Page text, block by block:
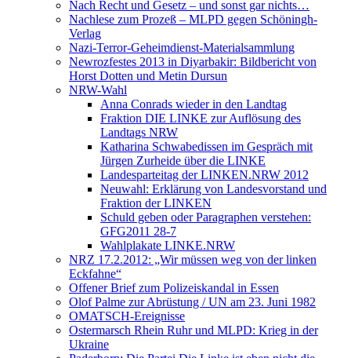
Nach Recht und Gesetz – und sonst gar nichts…
Nachlese zum Prozeß – MLPD gegen Schöningh-
Verlag
Nazi-Terror-Geheimdienst-Materialsammlung
Newrozfestes 2013 in Diyarbakir: Bildbericht von
Horst Dotten und Metin Dursun
NRW-Wahl
Anna Conrads wieder in den Landtag
Fraktion DIE LINKE zur Auflösung des
Landtags NRW
Katharina Schwabedissen im Gespräch mit
Jürgen Zurheide über die LINKE
Landesparteitag der LINKEN.NRW 2012
Neuwahl: Erklärung von Landesvorstand und
Fraktion der LINKEN
Schuld geben oder Paragraphen verstehen:
GFG2011 28-7
Wahlplakate LINKE.NRW
NRZ 17.2.2012: „Wir müssen weg von der linken
Eckfahne“
Offener Brief zum Polizeiskandal in Essen
Olof Palme zur Abrüstung / UN am 23. Juni 1982
OMATSCH-Ereignisse
Ostermarsch Rhein Ruhr und MLPD: Krieg in der
Ukraine